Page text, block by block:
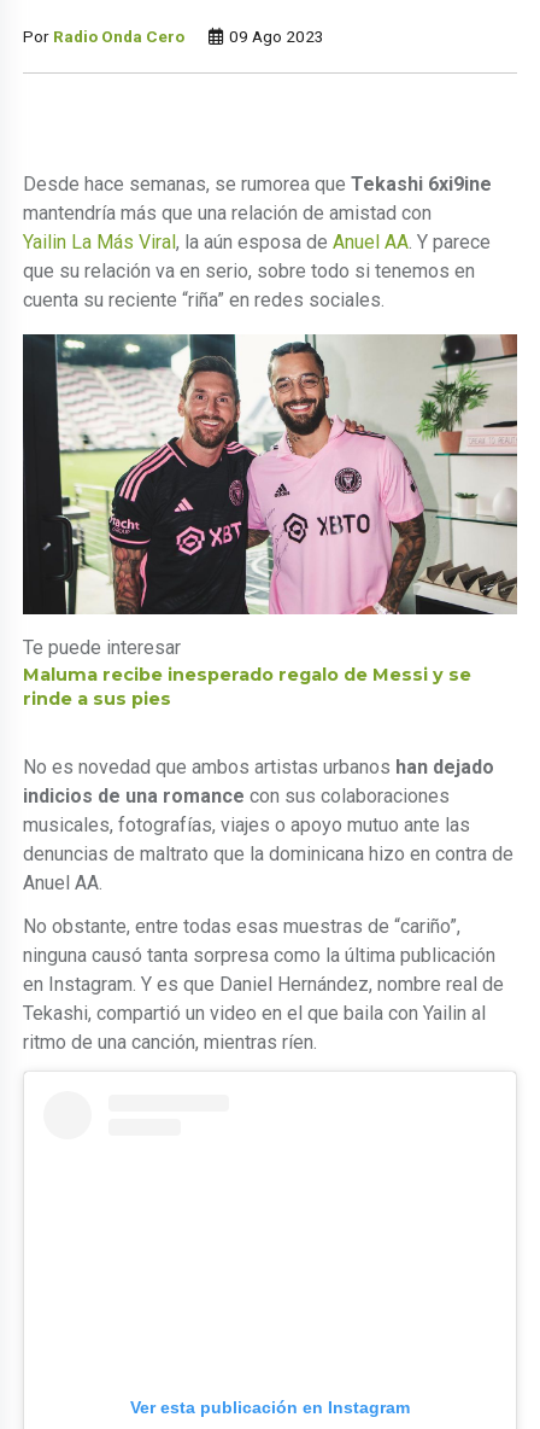
Por Radio Onda Cero 09 Ago 2023
Desde hace semanas, se rumorea queTekashi 6xi9ine
mantendría más que una relación de amistad con
Yailin La Más Viral, la aún esposa deAnuel AA . Y parece
que su relación va en serio, sobre todo si tenemos en
cuenta su reciente “riña” en redes sociales.
Te puede interesar
Maluma recibe inesperado regalo de Messi y se
rinde a sus pies
No es novedad que ambos artistas urbanos han dejado
indicios de una romancecon sus colaboraciones
musicales, fotografías, viajes o apoyo mutuo ante las
denuncias de maltrato que la dominicana hizo en contra de
Anuel AA.
No obstante, entre todas esas muestras de “cariño”,
ninguna causó tanta sorpresa como la última publicación
en Instagram. Y es que Daniel Hernández, nombre real de
Tekashi, compartió un video en el que baila con Yailin al
ritmo de una canción, mientras ríen.
Ver esta publicación en Instagram